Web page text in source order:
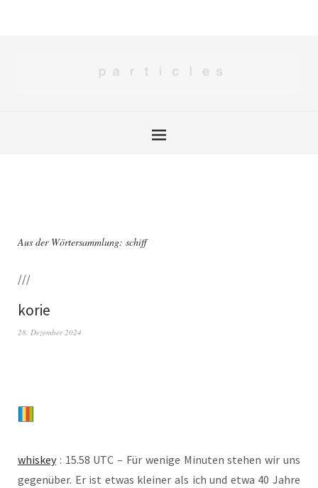
Aus der Wörtersammlung: schiff
///
korie
28. Dezember 2024
whis­key: 15.58 UTC – Für weni­ge Minu­ten ste­hen wir uns
gegen­über. Er ist etwas klei­ner als ich und etwa 40 Jah­re